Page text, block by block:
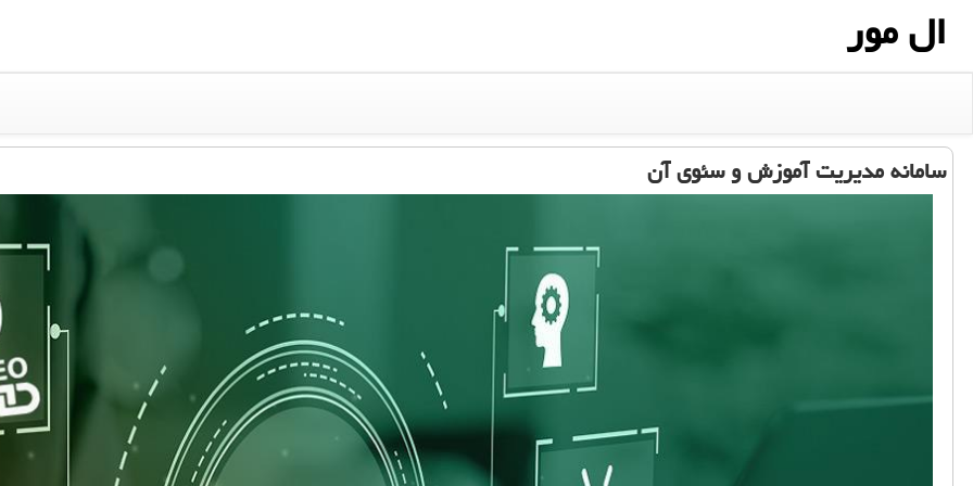
ال مور
سامانه مدیریت آموزش و سئوی آن